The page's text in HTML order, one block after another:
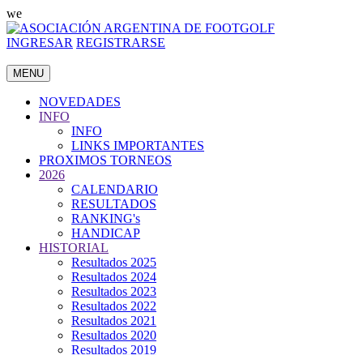
we
INGRESAR REGISTRARSE
MENU
NOVEDADES
INFO
INFO
LINKS IMPORTANTES
PROXIMOS TORNEOS
2026
CALENDARIO
RESULTADOS
RANKING's
HANDICAP
HISTORIAL
Resultados 2025
Resultados 2024
Resultados 2023
Resultados 2022
Resultados 2021
Resultados 2020
Resultados 2019